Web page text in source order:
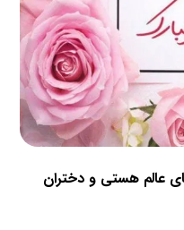
عالم هستی و دختران